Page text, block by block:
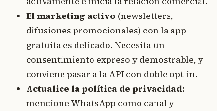
El marketing activo (newsletters,
difusiones promocionales) con la app
gratuita es delicado. Necesita un
consentimiento expreso y demostrable, y
conviene pasar a la API con doble opt-in.
Actualice la política de privacidad:
mencione WhatsApp como canal y